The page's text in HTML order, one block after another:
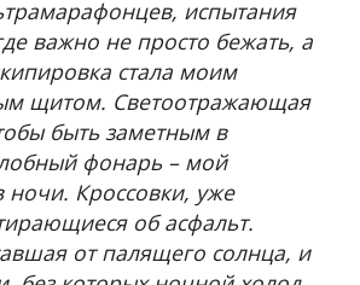
испытания
важно не просто бежать, а
стала моим
щитом. Светоотражающая
быть заметным в
фонарь – мой
ночи. Кроссовки, уже
об асфальт.
от палящего солнца, и